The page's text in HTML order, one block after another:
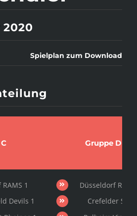
Spielplan zum Download
Gruppe D
1
Devils 1
Düsseldorf
Crefelder SC 1